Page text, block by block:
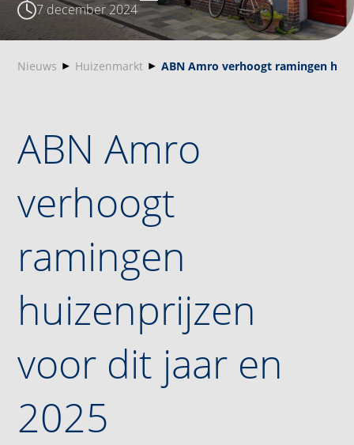
7 december 2024
Nieuws Huizenmarkt ABN Amro verhoogt ramingen
ABN Amro
verhoogt
ramingen
huizenprijzen
voor dit jaar en
2025